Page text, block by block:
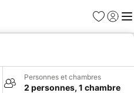
Favoris
Se
Personnes et chambres
2 personnes, 1 chambre